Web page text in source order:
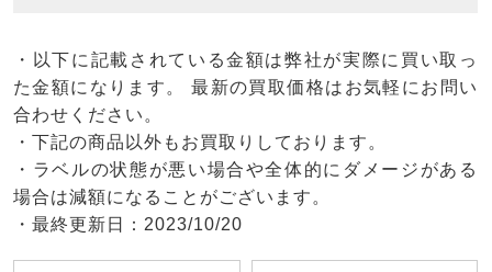
・以下に記載されている金額は弊社が実際に買い取っ
た金額になります。 最新の買取価格はお気軽にお問い
合わせください。
・下記の商品以外もお買取りしております。
・ラベルの状態が悪い場合や全体的にダメージがある
場合は減額になることがございます。
・最終更新日：2023/10/20